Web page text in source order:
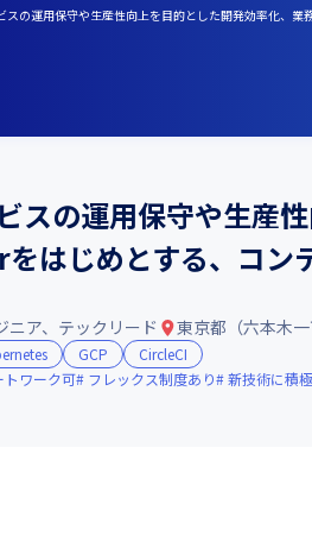
の運用保守や生産性向上を目的とした開発効率化、
スの運用保守や生産
はじめとする、コン
ニア、テックリード 東京都（六本木一
GCP
CircleCI
トワーク可 フレックス制度あり 新技術に積